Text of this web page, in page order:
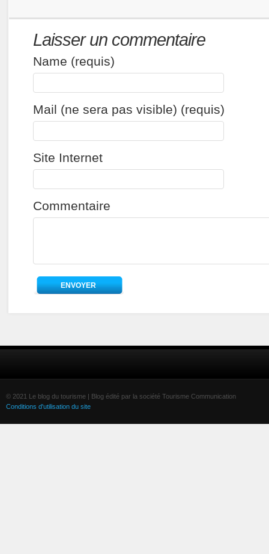
Laisser un commentaire
Name (requis)
Mail (ne sera pas visible) (requis)
Site Internet
Commentaire
© 2021 Le blog du tourisme | Blog édité par la société Tourisme Communication
Conditions d'utilisation du site